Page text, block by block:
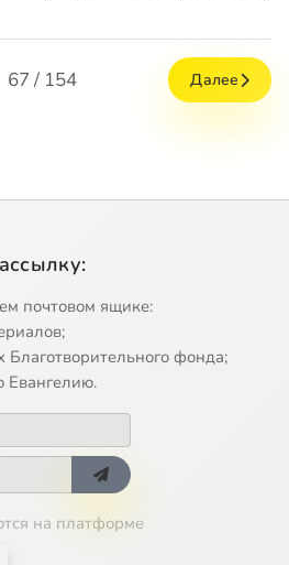
67 / 154 Далее
почтовом ящике:
фонда;
Евангелию.
на платформе